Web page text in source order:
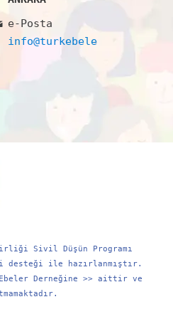
e-Posta
Sivil Düşün Programı
desteği ile hazırlanmıştır.
Derneğine >> aittir ve